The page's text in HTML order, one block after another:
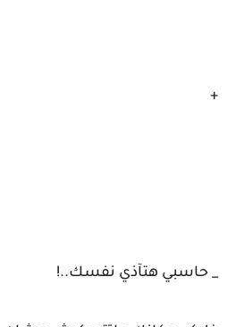
+
_ حاسبي هتآذي نفسك..!